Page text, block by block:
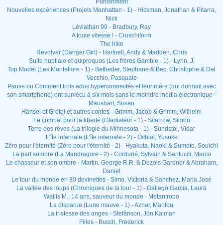
Punishment
Nouvelles expériences (Projets Manhattan - 1) - Hickman, Jonathan & Pitarra,
Nick
Léviathan 99 - Bradbury, Ray
A toute vitesse ! - Cruschiform
The hike
Revolver (Danger Girl) - Hartnell, Andy & Madden, Chris
Suite nuptiale et quiproquos (Les frères Gamble - 1) - Lynn, J.
Top Model (Les Montefiore - 1) - Betbeder, Stephane & Bec, Christophe & Del
Vecchio, Pasquale
Pause ou Comment trois ados hyperconnectés et leur mère (qui dormait avec
son smartphone) ont survécu à six mois sans le moindre média électronique -
Maushart, Susan
Hänsel et Gretel et autres contes - Grimm, Jacob & Grimm, Wilhelm
Le combat pour la liberté (Gladiateur - 1) - Scarrow, Simon
Terre des rêves (La trilogie du Minnesota - 1) - Sundstol, Vidar
L'île infernale (L'île infernale - 2) - Ochiai, Yusuke
Zéro pour l'éternité (Zéro pour l'éternité - 2) - Hyakuta, Naoki & Sumoto, Souichi
La part sombre (La Mandragore - 2) - Cordurié, Sylvain & Santucci, Marco
Le chasseur et son ombre - Martin, George R.R. & Dozois Gardner & Abraham,
Daniel
Le tour du monde en 80 devinettes - Simo, Victoria & Sanchez, Maria José
La vallée des loups (Chroniques de la tour - 1) - Gallego Garcia, Laura
Wallis M., 14 ans, sauveur du monde - Metantropo
La disparue (Lune mauve - 1) - Aznar, Marilou
La tristesse des anges - Stefánson, Jón Kalman
Filles - Busch, Frederick